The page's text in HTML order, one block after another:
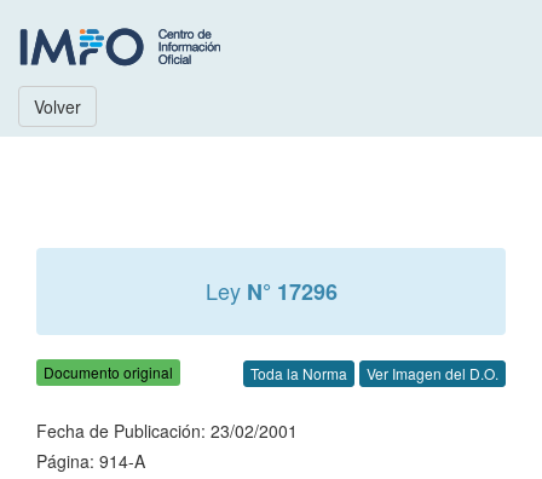
Volver
Ley N° 17296
Documento original Toda la Norma Ver Imagen del D.O.
Fecha de Publicación: 23/02/2001
Página: 914-A